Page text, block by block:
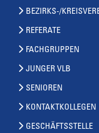
BEZIRKS-/
REFERATE
FACHGRUPPEN
JUNGER VLB
SENIOREN
KONTAKTKOLLEGEN
GESCHÄFTSSTELLE